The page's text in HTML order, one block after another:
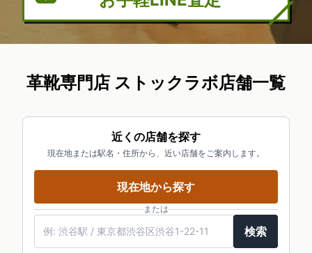
革靴専門店 ストックラボ店舗一覧
近くの店舗を探す
現在地または駅名・住所から、近い店舗をご案内します。
現在地から探す
または
検索